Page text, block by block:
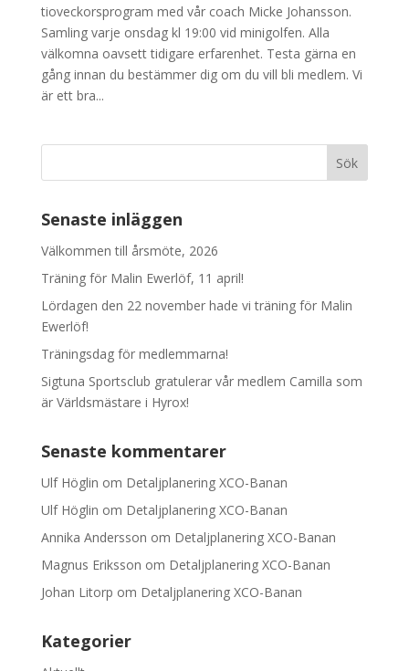
tioveckorsprogram med vår coach Micke Johansson.
Samling varje onsdag kl 19:00 vid minigolfen. Alla
välkomna oavsett tidigare erfarenhet. Testa gärna en
gång innan du bestämmer dig om du vill bli medlem. Vi
är ett bra...
Senaste inläggen
Välkommen till årsmöte, 2026
Träning för Malin Ewerlöf, 11 april!
Lördagen den 22 november hade vi träning för Malin
Ewerlöf!
Träningsdag för medlemmarna!
Sigtuna Sportsclub gratulerar vår medlem Camilla som
är Världsmästare i Hyrox!
Senaste kommentarer
Ulf Höglin om Detaljplanering XCO-Banan
Ulf Höglin om Detaljplanering XCO-Banan
Annika Andersson om Detaljplanering XCO-Banan
Magnus Eriksson om Detaljplanering XCO-Banan
Johan Litorp om Detaljplanering XCO-Banan
Kategorier